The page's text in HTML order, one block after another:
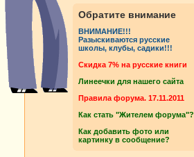
Обратите внимание
ВНИМАНИЕ!!!
Разыскиваются русские
школы, клубы, садики!!!
Cкидка 7% на русские книги
Линеечки для нашего сайта
Правила форума. 17.11.2011
Как стать "Жителем форума"?
Как добавить фото или
картинку в сообщение?